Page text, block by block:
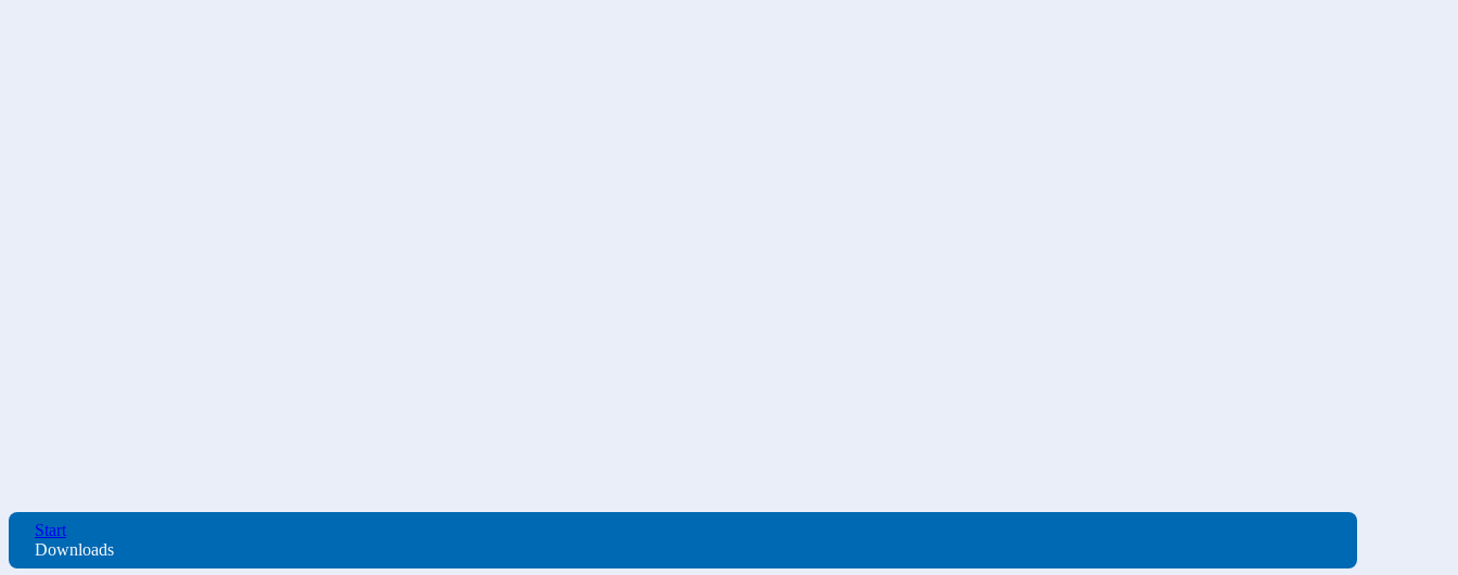
Start
Downloads